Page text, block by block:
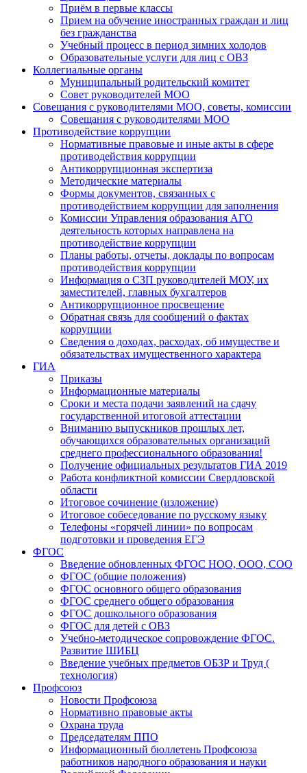
Приём в первые классы
Прием на обучение иностранных граждан и лиц
без гражданства
Учебный процесс в период зимних холодов
Образовательные услуги для лиц с ОВЗ
Коллегиальные органы
Муниципальный родительский комитет
Совет руководителей МОО
Совещания с руководителями МОО, советы, комиссии
Совещания с руководителями МОО
Противодействие коррупции
Нормативные правовые и иные акты в сфере
противодействия коррупции
Антикоррупционная экспертиза
Методические материалы
Формы документов, связанных с
противодействием коррупции для заполнения
Комиссии Управления образования АГО
деятельность которых направлена на
противодействие коррупции
Планы работы, отчеты, доклады по вопросам
противодействия коррупции
Информация о СЗП руководителей МОУ, их
заместителей, главных бухгалтеров
Антикоррупционное просвещение
Обратная связь для сообщений о фактах
коррупции
Сведения о доходах, расходах, об имуществе и
обязательствах имущественного характера
ГИА
Приказы
Информационные материалы
Сроки и места подачи заявлений на сдачу
государственной итоговой аттестации
Вниманию выпускников прошлых лет,
обучающихся образовательных организаций
среднего профессионального образования!
Получение официальных результатов ГИА 2019
Работа конфликтной комиссии Свердловской
области
Итоговое сочинение (изложение)
Итоговое собеседование по русскому языку
Телефоны «горячей линии» по вопросам
подготовки и проведения ЕГЭ
ФГОС
Введение обновленных ФГОС НОО, ООО, СОО
ФГОС (общие положения)
ФГОС основного общего образования
ФГОС среднего общего образования
ФГОС дошкольного образования
ФГОС для детей с ОВЗ
Учебно-методическое сопровождение ФГОС.
Развитие ШИБЦ
Введение учебных предметов ОБЗР и Труд (
технология)
Профсоюз
Новости Профсоюза
Нормативно правовые акты
Охрана труда
Председателям ППО
Информационный бюллетень Профсоюза
работников народного образования и науки